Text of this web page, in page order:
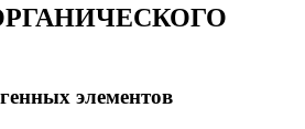
элементов